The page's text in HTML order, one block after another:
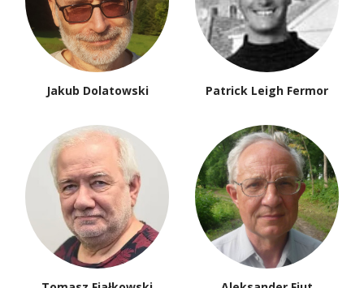
Jakub Dolatowski Patrick Leigh Fermor